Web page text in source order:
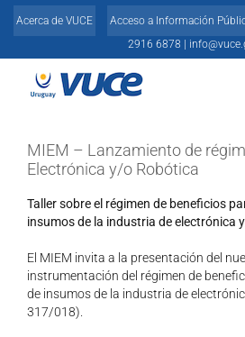
Skip
Acerca de VUCE Acceso a Información
2916 6878 |
MIEM – Lanzamiento de
Electrónica y/o Robótica
Taller sobre el régimen de beneficios
insumos de la industria de electrónica
El MIEM invita a la presentación del
instrumentación del régimen de
de insumos de la industria de
317/018).